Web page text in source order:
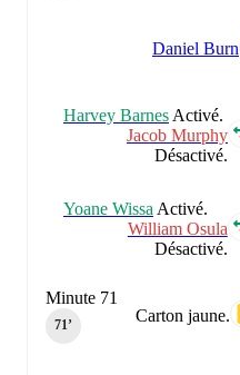
Daniel Burn
Harvey Barnes Activé.
Jacob Murphy
Désactivé.
Yoane Wissa Activé.
William Osula
Désactivé.
Carton jaune.
Minute 71
71‎’‎